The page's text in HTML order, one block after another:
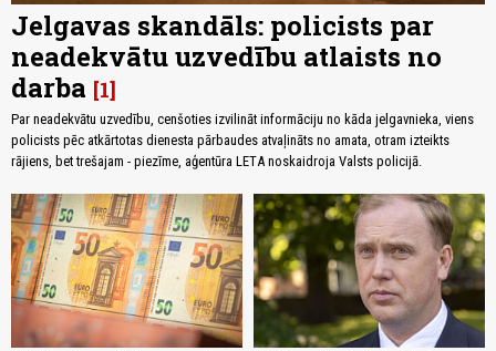
Jelgavas skandāls: policists par
neadekvātu uzvedību atlaists no
darba 1
Par neadekvātu uzvedību, cenšoties izvilināt informāciju no kāda jelgavnieka, viens
policists pēc atkārtotas dienesta pārbaudes atvaļināts no amata, otram izteikts
rājiens, bet trešajam - piezīme, aģentūra LETA noskaidroja Valsts policijā.